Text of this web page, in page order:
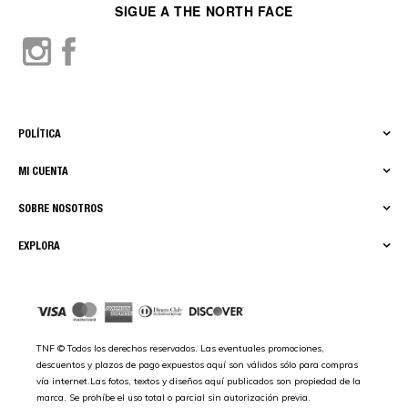
EXPLORA
SOBRE NOSOTROS
MI CUENTA
POLÍTICA
SIGUE A THE NORTH FACE
TNF © Todos los derechos reservados. Las eventuales promociones,
descuentos y plazos de pago expuestos aquí son válidos sólo para compras
vía internet.Las fotos, textos y diseños aquí publicados son propiedad de la
marca. Se prohíbe el uso total o parcial sin autorización previa.